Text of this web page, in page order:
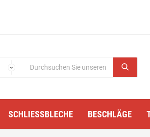
SCHLIESSBLECHE BESCHLÄGE